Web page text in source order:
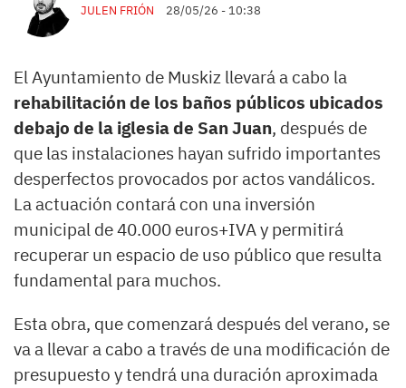
JULEN FRIÓN 28/05/26 - 10:38
El Ayuntamiento de Muskiz llevará a cabo la
rehabilitación de los baños públicos ubicados
debajo de la iglesia de San Juan, después de
que las instalaciones hayan sufrido importantes
desperfectos provocados por actos vandálicos.
La actuación contará con una inversión
municipal de 40.000 euros+IVA y permitirá
recuperar un espacio de uso público que resulta
fundamental para muchos.
Esta obra, que comenzará después del verano, se
va a llevar a cabo a través de una modificación de
presupuesto y tendrá una duración aproximada